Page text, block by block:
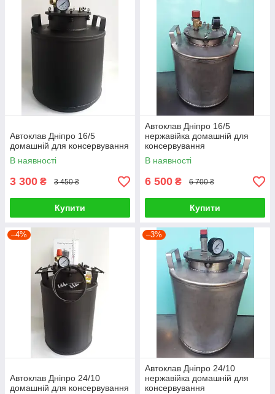
Автоклав Дніпро 16/5
домашній для консервування
В наявності
3 300 ₴ 3 450 ₴
Купити
Автоклав Дніпро 16/5
нержавійка домашній для
консервування
В наявності
6 500 ₴ 6 700 ₴
Купити
–4%
Автоклав Дніпро 24/10
домашній для консервування
–3%
Автоклав Дніпро 24/10
нержавійка домашній для
консервування